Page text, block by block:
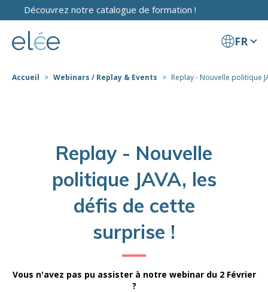
Découvrez notre catalogue de formation !
FR
Accueil Webinars / Replay & Events Replay - Nouvelle politique
Replay - Nouvelle
politique JAVA, les
défis de cette
surprise !
Vous n'avez pas pu assister à notre webinar du 2 Février
?